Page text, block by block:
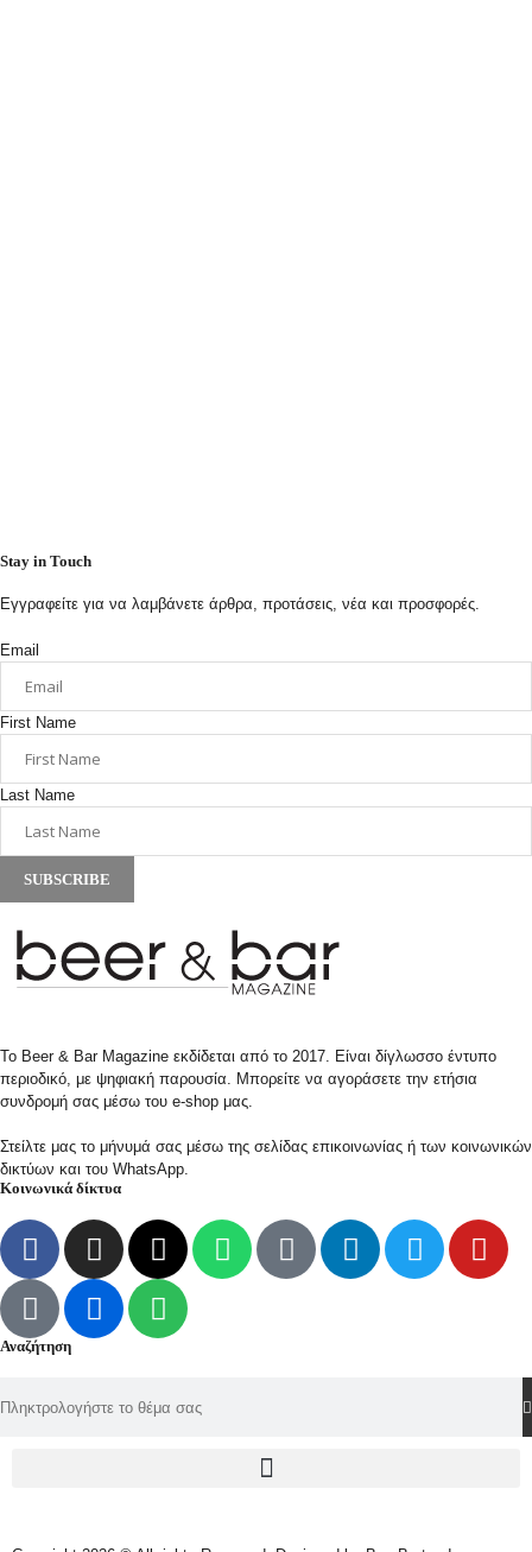
Stay in Touch
Εγγραφείτε για να λαμβάνετε άρθρα, προτάσεις, νέα και προσφορές.
Email
First Name
Last Name
SUBSCRIBE
Το Beer & Bar Magazine εκδίδεται από το 2017. Είναι δίγλωσσο έντυπο
περιοδικό, με ψηφιακή παρουσία. Μπορείτε να αγοράσετε την ετήσια
συνδρομή σας μέσω του e-shop μας.
Στείλτε μας το μήνυμά σας μέσω της σελίδας επικοινωνίας ή των κοινωνικών
δικτύων και του WhatsApp.
Κοινωνικά δίκτυα
Αναζήτηση